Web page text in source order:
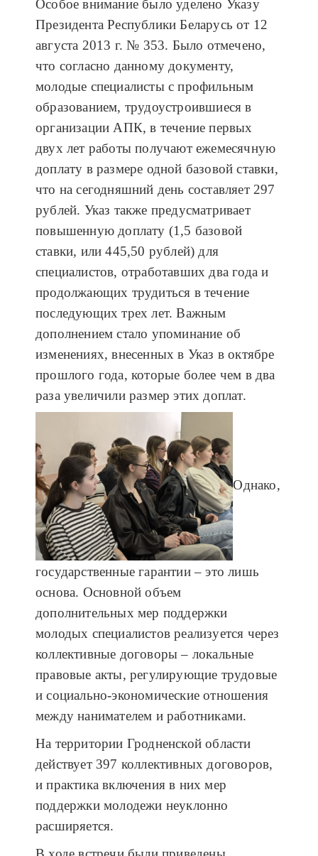
Особое внимание было уделено Указу
Президента Республики Беларусь от 12
августа 2013 г. № 353. Было отмечено,
что согласно данному документу,
молодые специалисты с профильным
образованием, трудоустроившиеся в
организации АПК, в течение первых
двух лет работы получают ежемесячную
доплату в размере одной базовой ставки,
что на сегодняшний день составляет 297
рублей. Указ также предусматривает
повышенную доплату (1,5 базовой
ставки, или 445,50 рублей) для
специалистов, отработавших два года и
продолжающих трудиться в течение
последующих трех лет. Важным
дополнением стало упоминание об
изменениях, внесенных в Указ в октябре
прошлого года, которые более чем в два
раза увеличили размер этих доплат.
Однако,
государственные гарантии – это лишь
основа. Основной объем
дополнительных мер поддержки
молодых специалистов реализуется через
коллективные договоры – локальные
правовые акты, регулирующие трудовые
и социально-экономические отношения
между нанимателем и работниками.
На территории Гродненской области
действует 397 коллективных договоров,
и практика включения в них мер
поддержки молодежи неуклонно
расширяется.